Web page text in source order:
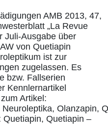
AMB 2013, 47,
„La Revue
Juli-Ausgabe über
von Quetiapin
ist zur
zugelassen. Es
bzw. Fallserien
Kennlernartikel
Artikel:
Olanzapin,
Quetiapin –